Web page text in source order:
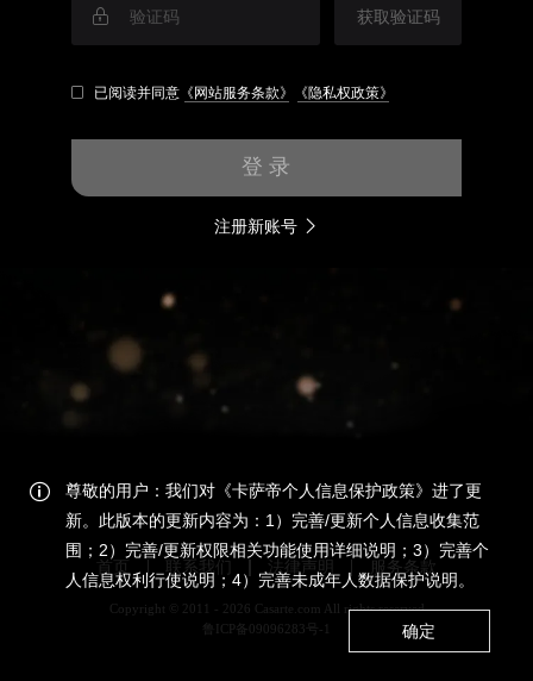
获取验证码
已阅读并同意《网站服务条款》 《隐私权政策》
登 录
注册新账号
首页 联系我们 法律声明 服务条款
Copyright © 2011 - 2026 Casarte.com All rights reserved
鲁ICP备09096283号-1
尊敬的用户：我们对《卡萨帝个人信息保护政策》进了更
新。此版本的更新内容为：1）完善/更新个人信息收集范
围；2）完善/更新权限相关功能使用详细说明；3）完善个
人信息权利行使说明；4）完善未成年人数据保护说明。
确定